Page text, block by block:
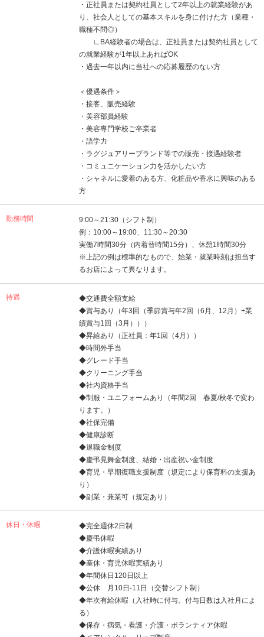
・正社員または契約社員として2年以上の就業経験があ
り、社会人としての基本スキルを身に付けた方（業種・
職種不問◎）
∟BA経験者の場合は、正社員または契約社員として
の就業経験が1年以上あればOK
・過去一年以内に当社への応募履歴のない方
＜優遇条件＞
・接客、販売経験
・美容部員経験
・美容専門学校ご卒業者
・語学力
・ラグジュアリーブランド等での販売・接遇経験者
・コミュニケーション力を活かしたい方
・シャネルに愛着のある方、化粧品や香水に興味のある
方
勤務時間
9:00～21:30（シフト制）
例：10:00～19:00、11:30～20:30
実働7時間30分（内着替時間15分）、休憩1時間30分
※上記の例は標準的なもので、始業・就業時刻は担当す
るお店によって異なります。
待遇
◆交通費全額支給
◆賞与あり（年3回（季節賞与年2回（6月、12月）+業
績賞与1回（3月）））
◆昇給あり（正社員：年1回（4月））
◆時間外手当
◆グレード手当
◆クリーニング手当
◆社内資格手当
◆制服・ユニフォームあり（年間2回 春夏/秋冬で変わ
ります。）
◆社保完備
◆健康診断
◆退職金制度
◆慶弔見舞金制度、結婚・出産祝い金制度
◆育児・早期復職支援制度（規定により保育料の支援あ
り）
◆副業・兼業可（規定あり）
休日・休暇
◆完全週休2日制
◆慶弔休暇
◆介護休暇実績あり
◆産休・育児休暇実績あり
◆年間休日120日以上
◆公休 月10日-11日（交替シフト制）
◆年次有給休暇（入社時に付与。付与日数は入社月によ
る）
◆保存・病気・看護・介護・ボランティア休暇